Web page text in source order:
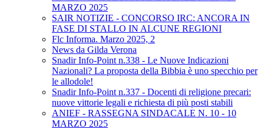
MARZO 2025
SAIR NOTIZIE - CONCORSO IRC: ANCORA IN
FASE DI STALLO IN ALCUNE REGIONI
Flc Informa. Marzo 2025, 2
News da Gilda Verona
Snadir Info-Point n.338 - Le Nuove Indicazioni
Nazionali? La proposta della Bibbia è uno specchio per
le allodole!
Snadir Info-Point n.337 - Docenti di religione precari:
nuove vittorie legali e richiesta di più posti stabili
ANIEF - RASSEGNA SINDACALE N. 10 - 10
MARZO 2025